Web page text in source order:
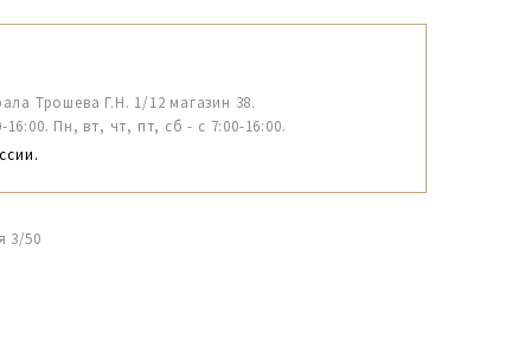
Трошева Г.Н. 1/12 магазин 38.
16:00. Пн, вт, чт, пт, сб - с 7:00-16:00.
3/50